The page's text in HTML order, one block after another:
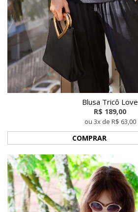
Blusa Tricô Love
R$ 189,00
ou 3x de R$ 63,00
COMPRAR